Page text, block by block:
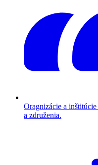
Oragnizácie a inštitúcie
a združenia.